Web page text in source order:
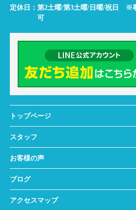
定休日： 第2土曜/第3土曜/日曜/祝日 ※
可
トップページ
スタッフ
お客様の声
ブログ
アクセスマップ